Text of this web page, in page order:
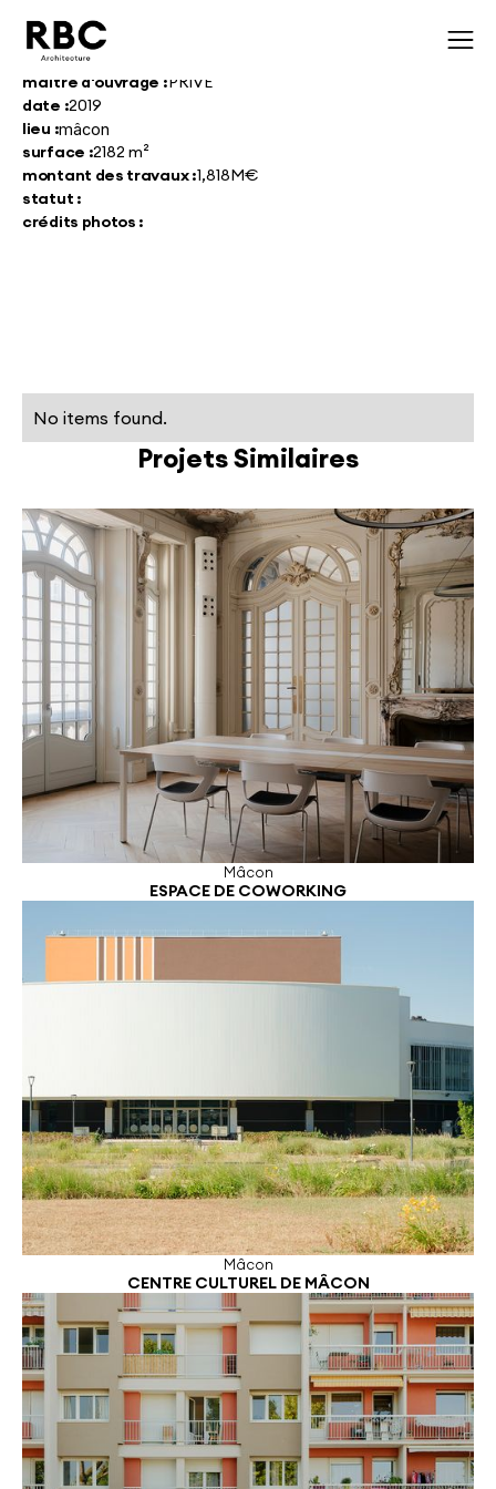
maître d'ouvrage :PRIVE
date :2019
lieu :mâcon
surface :2182 m²
montant des travaux :1,818M€
statut :
crédits photos :
No items found.
Projets Similaires
Mâcon
ESPACE DE COWORKING
Mâcon
CENTRE CULTUREL DE MÂCON